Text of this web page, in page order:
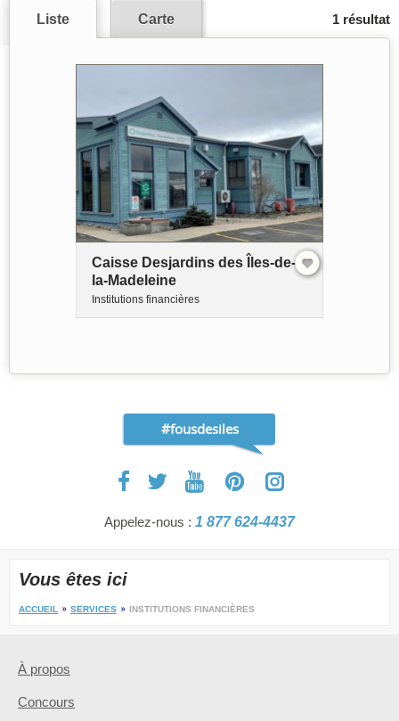
1 résultat
Liste Carte
Caisse Desjardins des Îles-de-
la-Madeleine
Institutions financières
#fousdesiles
Appelez-nous : 1 877 624-4437
Vous êtes ici
ACCUEIL SERVICES INSTITUTIONS FINANCIÈRES
À propos
Concours